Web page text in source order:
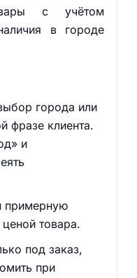
с учётом
в городе
города или
фразе клиента.
и
примерную
товара.
под заказ,
при